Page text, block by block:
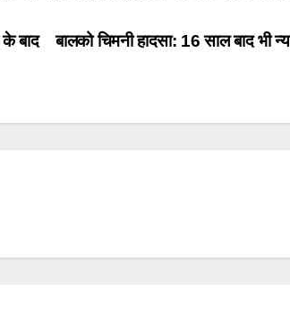
बालको चिमनी हादसा: 16 साल बाद भी
बाद